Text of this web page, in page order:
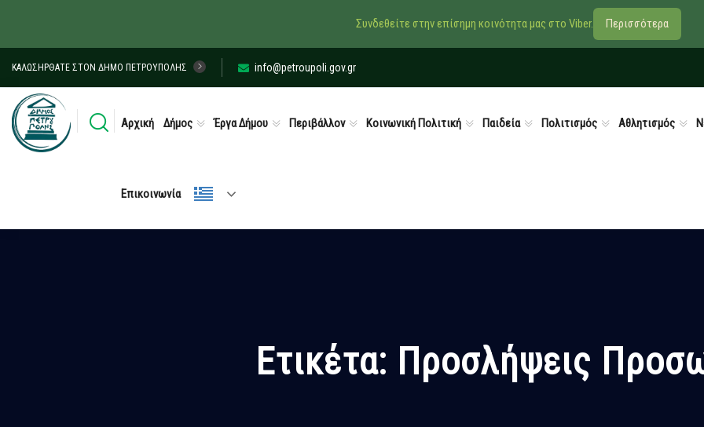
ΚΑΛΩΣΉΡΘΑΤΕ ΣΤΟΝ ΔΉΜΟ ΠΕΤΡΟΎΠΟΛΗΣ info@petroupoli.gov.gr
Αρχική Δήμος Έργα Δήμου Περιβάλλον Κοινωνική Πολιτική Παιδεία Πολιτισμός Αθλητισμός
Επικοινωνία
Ετικέτα: Προσλήψεις
Συνδεθείτε στην επίσημη κοινότητα μας στο Viber. Περισσότερα